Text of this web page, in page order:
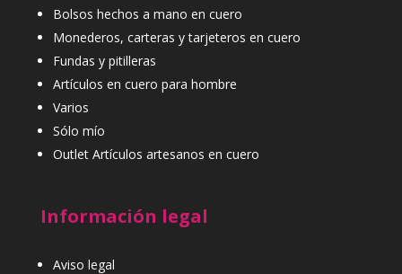
Bolsos hechos a mano en cuero
Monederos, carteras y tarjeteros en cuero
Fundas y pitilleras
Artículos en cuero para hombre
Varios
Sólo mío
Outlet Artículos artesanos en cuero
Información legal
Aviso legal